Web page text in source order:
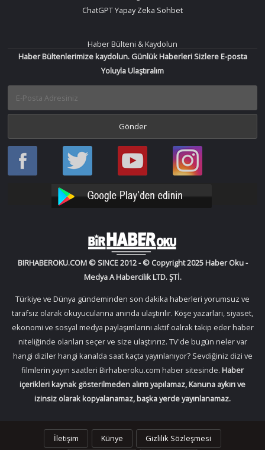
ChatGPT Yapay Zeka Sohbet
Haber Bülteni & Kaydolun
Haber Bültenlerimize kaydolun. Günlük Haberleri Sizlere E-posta
Yoluyla Ulaştıralım
Haber
Oku
Haber
Oku
Bir
Haber
YouTube
Bir
Haber
Instagram
BIRHABEROKU.COM © SINCE 2012 - © Copyright 2025 Haber Oku -
Medya A Habercilik LTD. ŞTİ.
Türkiye ve Dünya gündeminden son dakika haberleri yorumsuz ve
tarafsız olarak okuyucularına anında ulaştırılır. Köşe yazarları, siyaset,
ekonomi ve sosyal medya paylaşımlarını aktif oalrak takip eder haber
niteliğinde olanları seçer ve size ulaştırırız. TV'de bugün neler var
hangi diziler hangi kanalda saat kaçta yayınlanıyor? Sevdiğiniz dizi ve
filmlerin yayın saatleri Birhaberoku.com haber sitesinde. Haber
içerikleri kaynak gösterilmeden alıntı yapılamaz, Kanuna aykırı ve
izinsiz olarak kopyalanamaz, başka yerde yayınlanamaz.
İletişim Künye Gizlilik Sözleşmesi